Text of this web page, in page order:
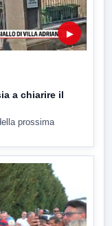
▶
a chiarire il
prossima